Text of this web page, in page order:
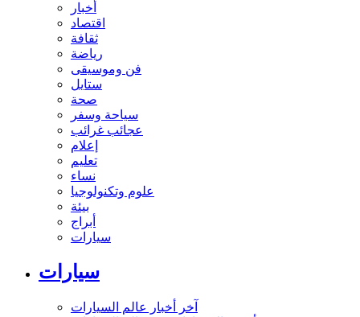
أخبار
اقتصاد
ثقافة
رياضة
فن وموسيقى
ستايل
صحة
سياحة وسفر
عجائب غرائب
إعلام
تعليم
نساء
علوم وتكنولوجيا
بيئة
أبراج
سيارات
سيارات
آخر أخبار عالم السيارات